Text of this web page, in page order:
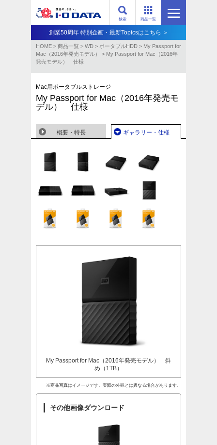
商品一覧
検索
創業50周年 特別企画・最新Topicsはこちら ＞
HOME > 商品一覧 > WD > ポータブルHDD > My Passport for
Mac（2016年発売モデル）
> My Passport for Mac（2016年
発売モデル） 仕様
Mac用ポータブルストレージ
My Passport for Mac（2016年発売モ
デル） 仕様
概要・特長 ギャラリー・仕様
My Passport for Mac（2016年発売モデル） 斜
め（1TB）
※商品写真はイメージです。実際の外観とは異なる場合があります。
その他画像ダウンロード